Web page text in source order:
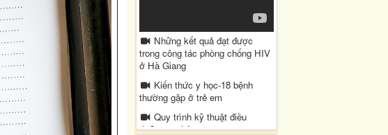
Những kết quả đạt được
trong công tác phòng chống HIV
ở Hà Giang
Kiến thức y học-18 bệnh
thường gặp ở trẻ em
Quy trình kỹ thuật điều
dưỡng cơ bản